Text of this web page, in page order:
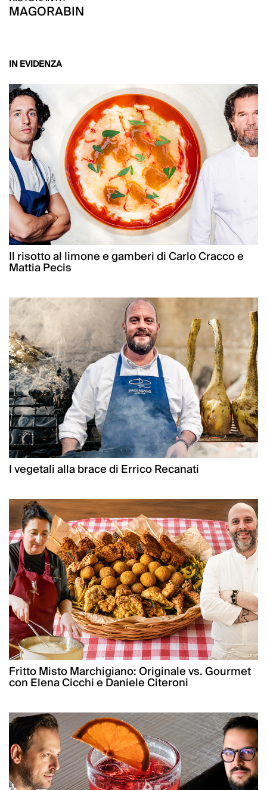
MAGORABIN
IN EVIDENZA
Il risotto al limone e gamberi di Carlo Cracco e
Mattia Pecis
I vegetali alla brace di Errico Recanati
Fritto Misto Marchigiano: Originale vs. Gourmet
con Elena Cicchi e Daniele Citeroni